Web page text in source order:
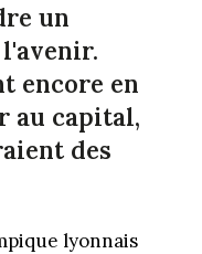
un
encore en
au capital,
des
lyonnais